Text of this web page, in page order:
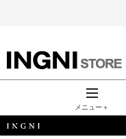
INGNI（イン
グ）公式通
メニュー＋